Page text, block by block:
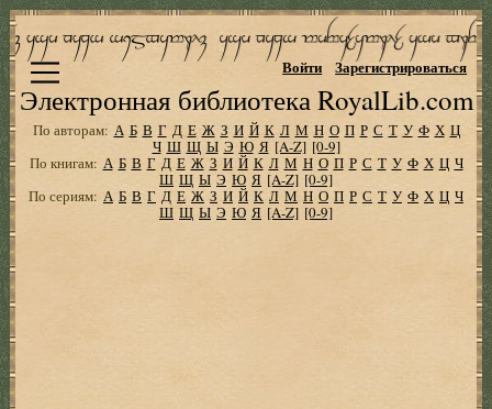
Электронная библиотека RoyalLib.com
Войти Зарегистрироваться
По авторам: А Б В Г Д Е Ж З И Й К Л М Н О П Р С Т У Ф Х Ц
Ч Ш Щ Ы Э Ю Я [A-Z] [0-9]
По книгам: А Б В Г Д Е Ж З И Й К Л М Н О П Р С Т У Ф Х Ц Ч
Ш Щ Ы Э Ю Я [A-Z] [0-9]
По сериям: А Б В Г Д Е Ж З И Й К Л М Н О П Р С Т У Ф Х Ц Ч
Ш Щ Ы Э Ю Я [A-Z] [0-9]